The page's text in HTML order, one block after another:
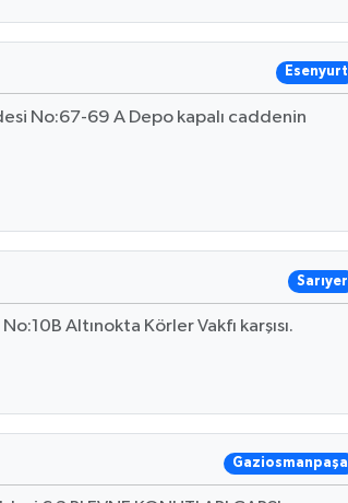
Esenyurt
No:67-69 A Depo kapalı caddenin
Sarıyer
Altınokta Körler Vakfı karşısı.
Gaziosmanpaşa